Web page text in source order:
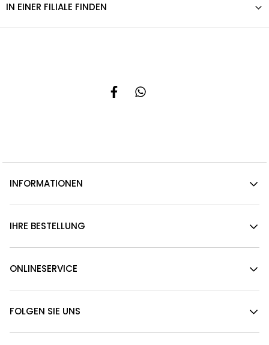
IN EINER FILIALE FINDEN
INFORMATIONEN
IHRE BESTELLUNG
ONLINESERVICE
FOLGEN SIE UNS